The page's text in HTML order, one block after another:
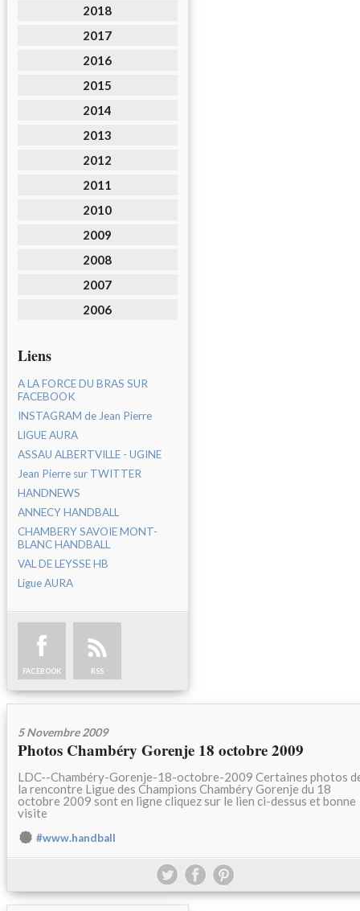
2018
2017
2016
2015
2014
2013
2012
2011
2010
2009
2008
2007
2006
Liens
A LA FORCE DU BRAS SUR
FACEBOOK
INSTAGRAM de Jean Pierre
LIGUE AURA
ASSAU ALBERTVILLE - UGINE
Jean Pierre sur TWITTER
HANDNEWS
ANNECY HANDBALL
CHAMBERY SAVOIE MONT-
BLANC HANDBALL
VAL DE LEYSSE HB
Ligue AURA
FACEBOOK RSS
5 Novembre 2009
Photos Chambéry Gorenje 18 octobre 2009
LDC--Chambéry-Gorenje-18-octobre-2009 Certaines photos
la rencontre Ligue des Champions Chambéry Gorenje du 18
octobre 2009 sont en ligne cliquez sur le lien ci-dessus et bonne
visite
#www.handball